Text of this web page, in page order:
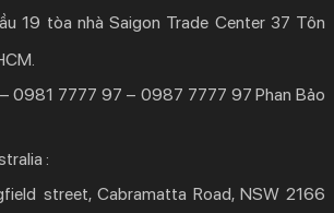
19 tòa nhà Saigon Trade Center 37 Tôn
0981 7777 97 – 0987 7777 97 Phan Bảo
:
street, Cabramatta Road, NSW 2166